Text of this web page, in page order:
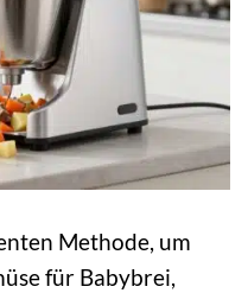
Methode, um
für Babybrei,